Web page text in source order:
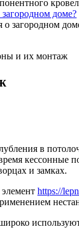
доме?
и их монтаж
в
кессонные
и замках.
https://